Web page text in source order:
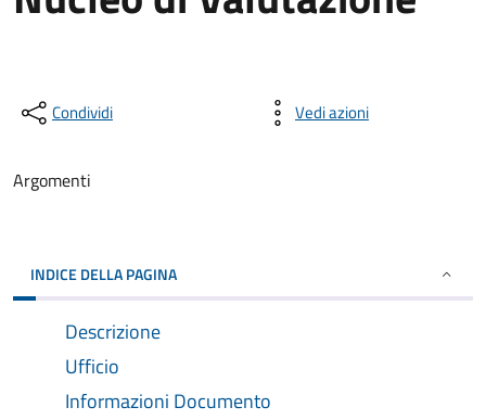
Condividi Vedi azioni
Argomenti
INDICE DELLA PAGINA
Descrizione
Ufficio
Informazioni Documento